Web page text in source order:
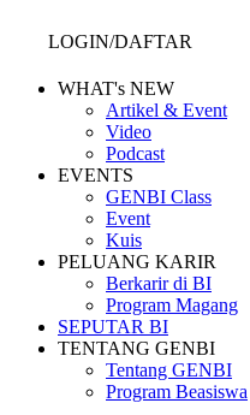
LOGIN/DAFTAR
WHAT's NEW
Artikel & Event
Video
Podcast
EVENTS
GENBI Class
Event
Kuis
PELUANG KARIR
Berkarir di BI
Program Magang
SEPUTAR BI
TENTANG GENBI
Tentang GENBI
Program Beasiswa